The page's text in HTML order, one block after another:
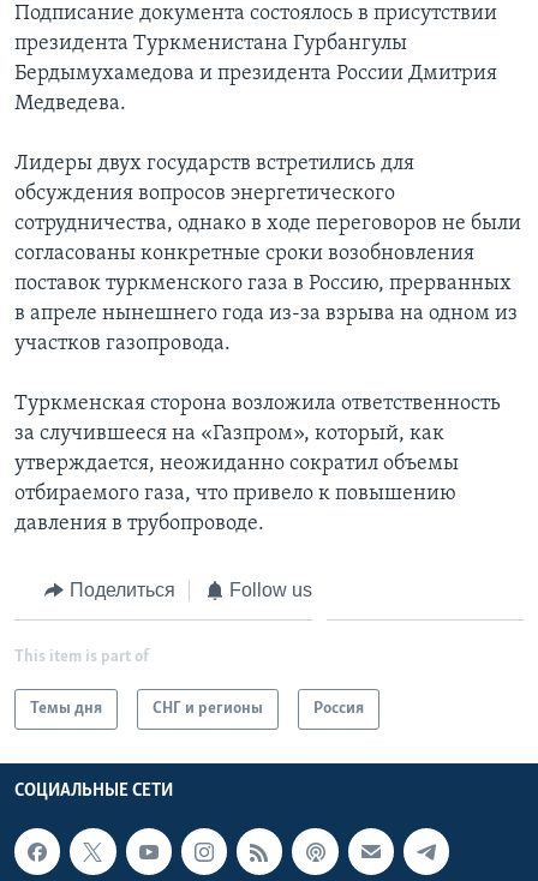
Языки
Подписание документа состоялось в присутствии
президента Туркменистана Гурбангулы
Бердымухамедова и президента России Дмитрия
Медведева.
Лидеры двух государств встретились для
обсуждения вопросов энергетического
сотрудничества, однако в ходе переговоров не были
согласованы конкретные сроки возобновления
поставок туркменского газа в Россию, прерванных
в апреле нынешнего года из-за взрыва на одном из
участков газопровода.
Туркменская сторона возложила ответственность
за случившееся на «Газпром», который, как
утверждается, неожиданно сократил объемы
отбираемого газа, что привело к повышению
давления в трубопроводе.
Поделиться Follow us
This item is part of
Темы дня СНГ и регионы Россия
СОЦИАЛЬНЫЕ СЕТИ